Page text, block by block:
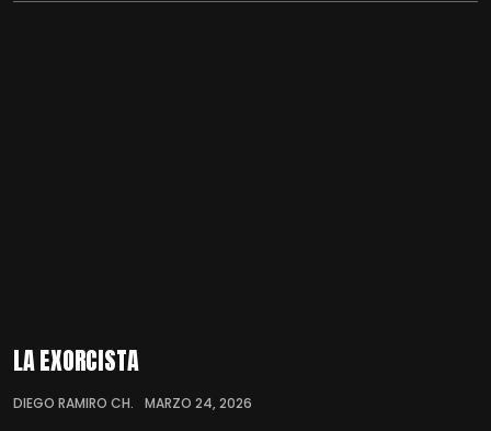
LA EXORCISTA
DIEGO RAMIRO CH. MARZO 24, 2026